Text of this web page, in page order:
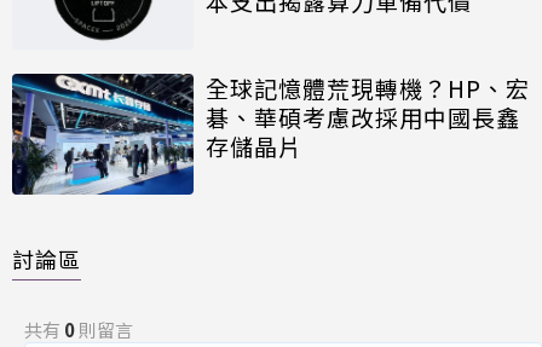
全球記憶體荒現轉機？HP、宏
碁、華碩考慮改採用中國長鑫
存儲晶片
討論區
共有 0則留言